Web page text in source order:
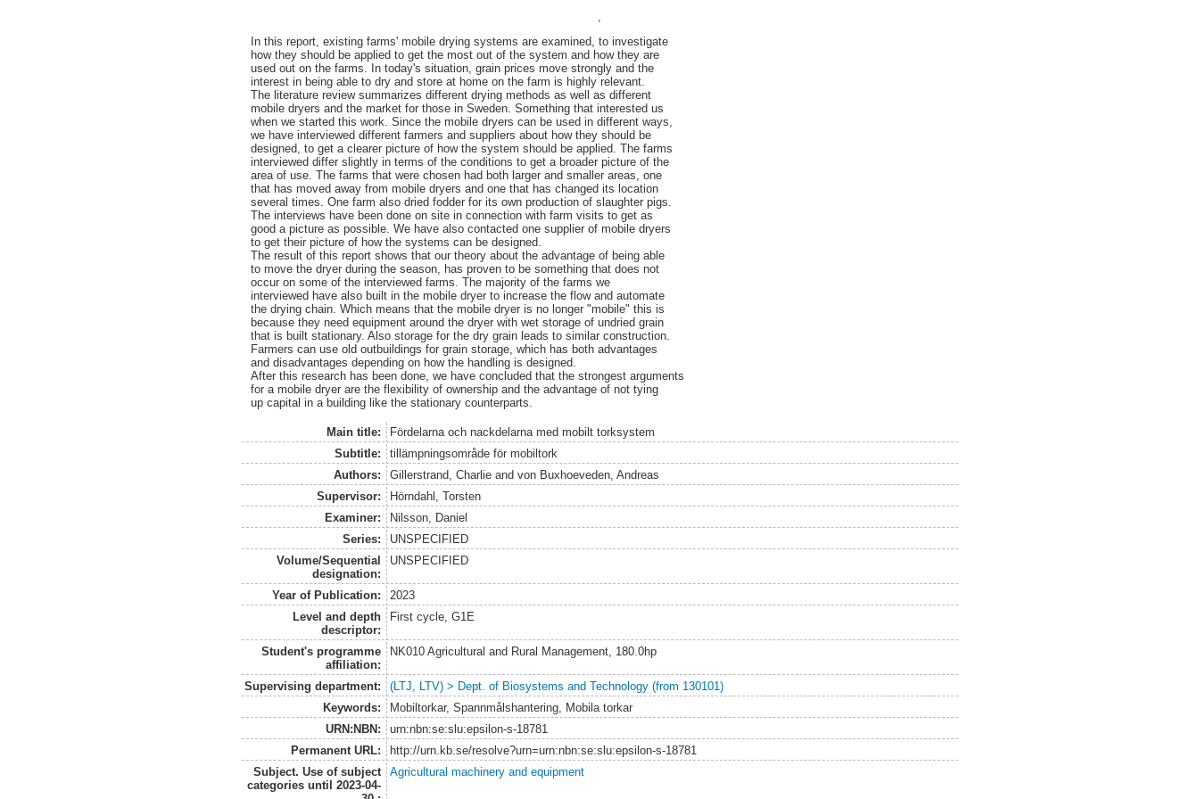
In this report, existing farms' mobile drying systems are examined, to investigate
how they should be applied to get the most out of the system and how they are
used out on the farms. In today's situation, grain prices move strongly and the
interest in being able to dry and store at home on the farm is highly relevant.
The literature review summarizes different drying methods as well as different
mobile dryers and the market for those in Sweden. Something that interested us
when we started this work. Since the mobile dryers can be used in different ways,
we have interviewed different farmers and suppliers about how they should be
designed, to get a clearer picture of how the system should be applied. The farms
interviewed differ slightly in terms of the conditions to get a broader picture of the
area of use. The farms that were chosen had both larger and smaller areas, one
that has moved away from mobile dryers and one that has changed its location
several times. One farm also dried fodder for its own production of slaughter pigs.
The interviews have been done on site in connection with farm visits to get as
good a picture as possible. We have also contacted one supplier of mobile dryers
to get their picture of how the systems can be designed.
The result of this report shows that our theory about the advantage of being able
to move the dryer during the season, has proven to be something that does not
occur on some of the interviewed farms. The majority of the farms we
interviewed have also built in the mobile dryer to increase the flow and automate
the drying chain. Which means that the mobile dryer is no longer "mobile" this is
because they need equipment around the dryer with wet storage of undried grain
that is built stationary. Also storage for the dry grain leads to similar construction.
Farmers can use old outbuildings for grain storage, which has both advantages
and disadvantages depending on how the handling is designed.
After this research has been done, we have concluded that the strongest arguments
for a mobile dryer are the flexibility of ownership and the advantage of not tying
up capital in a building like the stationary counterparts.
Main title:
Fördelarna och nackdelarna med mobilt torksystem
Subtitle:
tillämpningsområde för mobiltork
Authors:
Gillerstrand, Charlieand von Buxhoeveden, Andreas
Supervisor:
Hörndahl, Torsten
Examiner:
Nilsson, Daniel
Series:
UNSPECIFIED
Volume/Sequential
designation:
UNSPECIFIED
Year of Publication:
2023
Level and depth
descriptor:
First cycle, G1E
Student's programme
affiliation:
NK010 Agricultural and Rural Management, 180.0hp
Supervising department:
(LTJ, LTV) > Dept. of Biosystems and Technology (from 130101)
Keywords:
Mobiltorkar, Spannmålshantering, Mobila torkar
URN:NBN:
urn:nbn:se:slu:epsilon-s-18781
Permanent URL:
http://urn.kb.se/resolve?urn=urn:nbn:se:slu:epsilon-s-18781
Subject. Use of subject
categories until 2023-04-
Agricultural machinery and equipment